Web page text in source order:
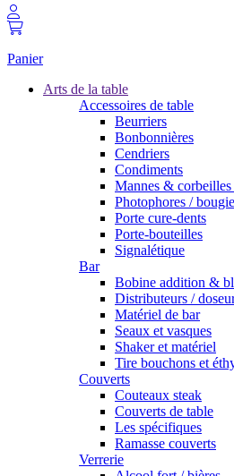
Panier
Arts de la table
Accessoires de table
Beurriers
Bonbonnières
Cendriers
Condiments
Mannes & corbeilles
Photophores /
Porte cure-dents
Porte-bouteilles
Signalétique
Bar
Bobine addition &
Distributeurs /
Matériel de bar
Seaux et vasques
Shaker et matériel
Tire bouchons et
Couverts
Couteaux steak
Couverts de table
Les spécifiques
Ramasse couverts
Verrerie